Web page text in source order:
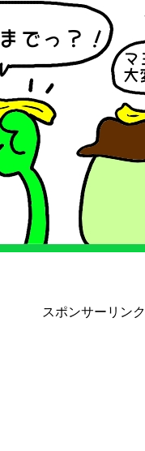
スポンサーリンク